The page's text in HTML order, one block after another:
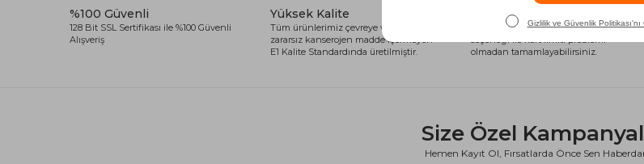
%100 Güvenli
128 Bit SSL Sertifikası ile %100 Güvenli
Alışveriş
Yüksek Kalite
Tüm ürünlerimiz çevreye ve sağlığa
zararsız kanserojen madde içermeyen
E1 Kalite Standardında üretilmiştir.
Alışveriş Kredisi
Siparişlerinizi anında alışveriş kredisi
seçeneği ile kart limiti problemi
olmadan tamamlayabilirsiniz.
Size Özel
Hemen Kayıt Ol, Fırsatlarda Önce Sen